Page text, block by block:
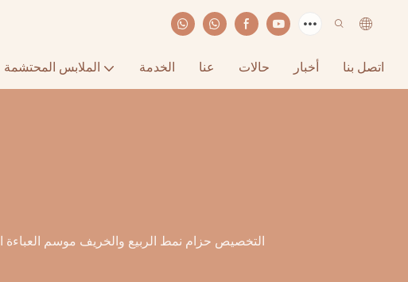
الملابس المحتشمة الخدمة عنا حالات أخبار اتصل بنا
التخصيص حزام نمط الربيع والخريف موسم العباءة